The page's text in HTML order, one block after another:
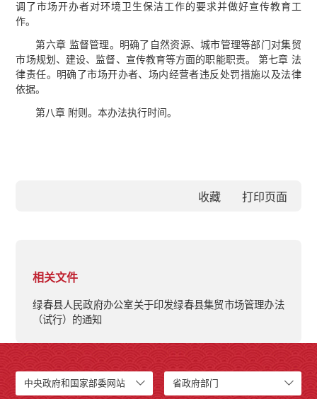
调了市场开办者对环境卫生保洁工作的要求并做好宣传教育工
作。
第六章 监督管理。明确了自然资源、城市管理等部门对集贸
市场规划、建设、监督、宣传教育等方面的职能职责。 第七章 法
律责任。明确了市场开办者、场内经营者违反处罚措施以及法律
依据。
第八章 附则。本办法执行时间。
收藏
相关文件
绿春县人民政府办公室关于印发绿春县集贸市场管理办法
（试行）的通知
中央政府和国家部委网站 省政府部门